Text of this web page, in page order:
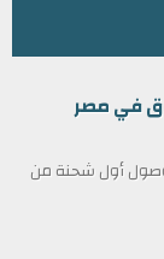
في مصر
أول شحنة من